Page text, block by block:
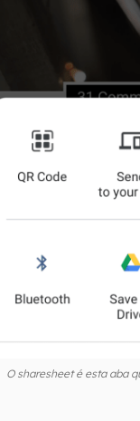
O sharesheet é esta aba